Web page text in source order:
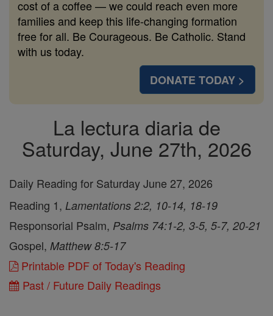
cost of a coffee — we could reach even more
families and keep this life-changing formation
free for all. Be Courageous. Be Catholic. Stand
with us today.
DONATE TODAY >
La lectura diaria de
Saturday, June 27th, 2026
Daily Reading for Saturday June 27, 2026
Reading 1, Lamentations 2:2, 10-14, 18-19
Responsorial Psalm, Psalms 74:1-2, 3-5, 5-7, 20-21
Gospel, Matthew 8:5-17
Printable PDF of Today's Reading
Past / Future Daily Readings